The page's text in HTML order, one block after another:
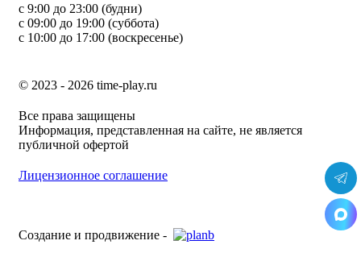
© 2023 - 2026 time-play.ru
Все права защищены
Информация, представленная на сайте, не является
публичной офертой
Лицензионное соглашение
с 9:00 до 23:00 (будни)
с 09:00 до 19:00 (суббота)
с 10:00 до 17:00 (воскресенье)
Создание и продвижение -